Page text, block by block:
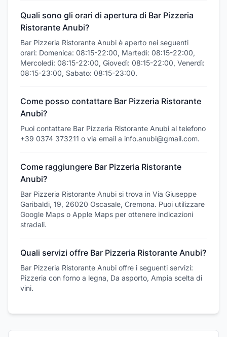
Quali sono gli orari di apertura di Bar Pizzeria
Ristorante Anubi?
Bar Pizzeria Ristorante Anubi è aperto nei seguenti
orari: Domenica: 08:15-22:00, Martedì: 08:15-22:00,
Mercoledì: 08:15-22:00, Giovedì: 08:15-22:00, Venerdì:
08:15-23:00, Sabato: 08:15-23:00.
Come posso contattare Bar Pizzeria Ristorante
Anubi?
Puoi contattare Bar Pizzeria Ristorante Anubi al telefono
+39 0374 373211 o via email a info.anubi@gmail.com.
Come raggiungere Bar Pizzeria Ristorante
Anubi?
Bar Pizzeria Ristorante Anubi si trova in Via Giuseppe
Garibaldi, 19, 26020 Oscasale, Cremona. Puoi utilizzare
Google Maps o Apple Maps per ottenere indicazioni
stradali.
Quali servizi offre Bar Pizzeria Ristorante Anubi?
Bar Pizzeria Ristorante Anubi offre i seguenti servizi:
Pizzeria con forno a legna, Da asporto, Ampia scelta di
vini.